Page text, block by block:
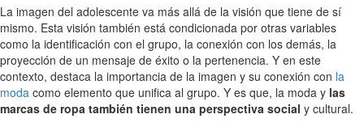
La imagen del adolescente va más allá de la visión que tiene de sí
mismo. Esta visión también está condicionada por otras variables
como la identificación con el grupo, la conexión con los demás, la
proyección de un mensaje de éxito o la pertenencia. Y en este
contexto, destaca la importancia de la imagen y su conexión con la
moda como elemento que unifica al grupo. Y es que, la moda y las
marcas de ropa también tienen una perspectiva social y cultural.